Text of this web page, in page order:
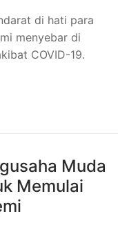
di hati para
menyebar di
COVID-19.
Muda
Memulai